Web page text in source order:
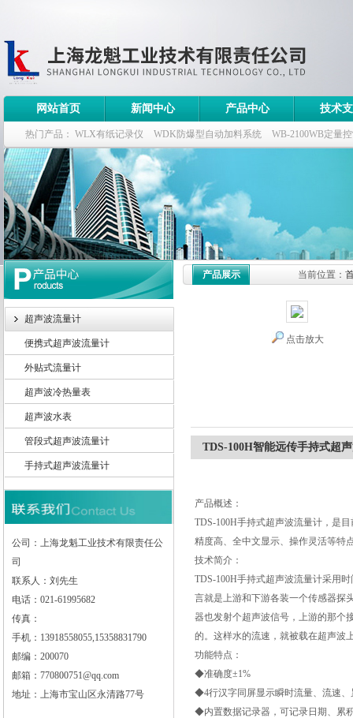
上海龙魁工业技术有限责任公司
网站首页 新闻中心 产品中心 技术
热门产品： WLX有纸记录仪 WDK防爆型自动加料系统 WB-2100WB定量
WDK流量定量控制柜 WB-2100定量装车控制仪
超声波流量计
便携式超声波流量计
外贴式流量计
超声波冷热量表
超声波水表
管段式超声波流量计
手持式超声波流量计
公司：上海龙魁工业技术有限责任公
司
联系人：刘先生
电话：021-61995682
传真：
手机：13918558055,15358831790
邮编：200070
邮箱：770800751@qq.com
地址：上海市宝山区永清路77号
产品展示 当前位置：
点击放大
TDS-100H智能远传手持式超
产品概述：
TDS-100H手持式超声波流量计，是
精度高、全中文显示、操作灵活等特
技术简介：
TDS-100H手持式超声波流量计采用
言就是上游和下游各装一个传感器探
器也发射个超声波信号，上游的那个
的。这样水的流速，就被载在超声波
功能特点：
◆准确度±1%
◆4行汉字同屏显示瞬时流量、流速
◆内置数据记录器，可记录日期、累